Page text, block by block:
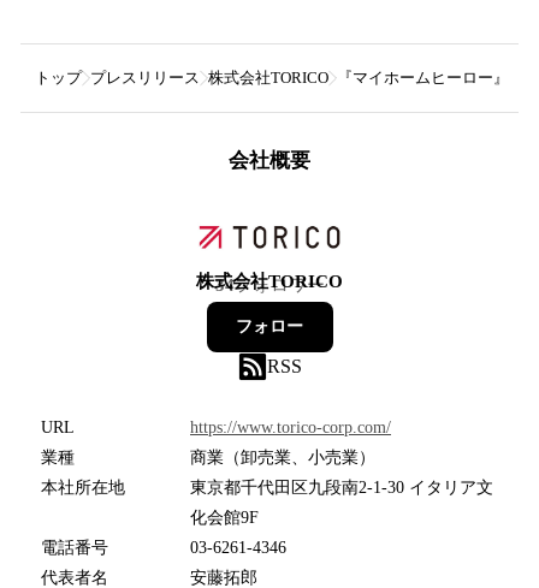
トップ プレスリリース 株式会社TORICO 『マイホームヒーロー』ア
会社概要
株式会社TORICO
34フォロワー
フォロー
RSS
URL
https://www.torico-corp.com/
業種
商業（卸売業、小売業）
本社所在地
東京都千代田区九段南2-1-30 イタリア文
化会館9F
電話番号
03-6261-4346
代表者名
安藤拓郎